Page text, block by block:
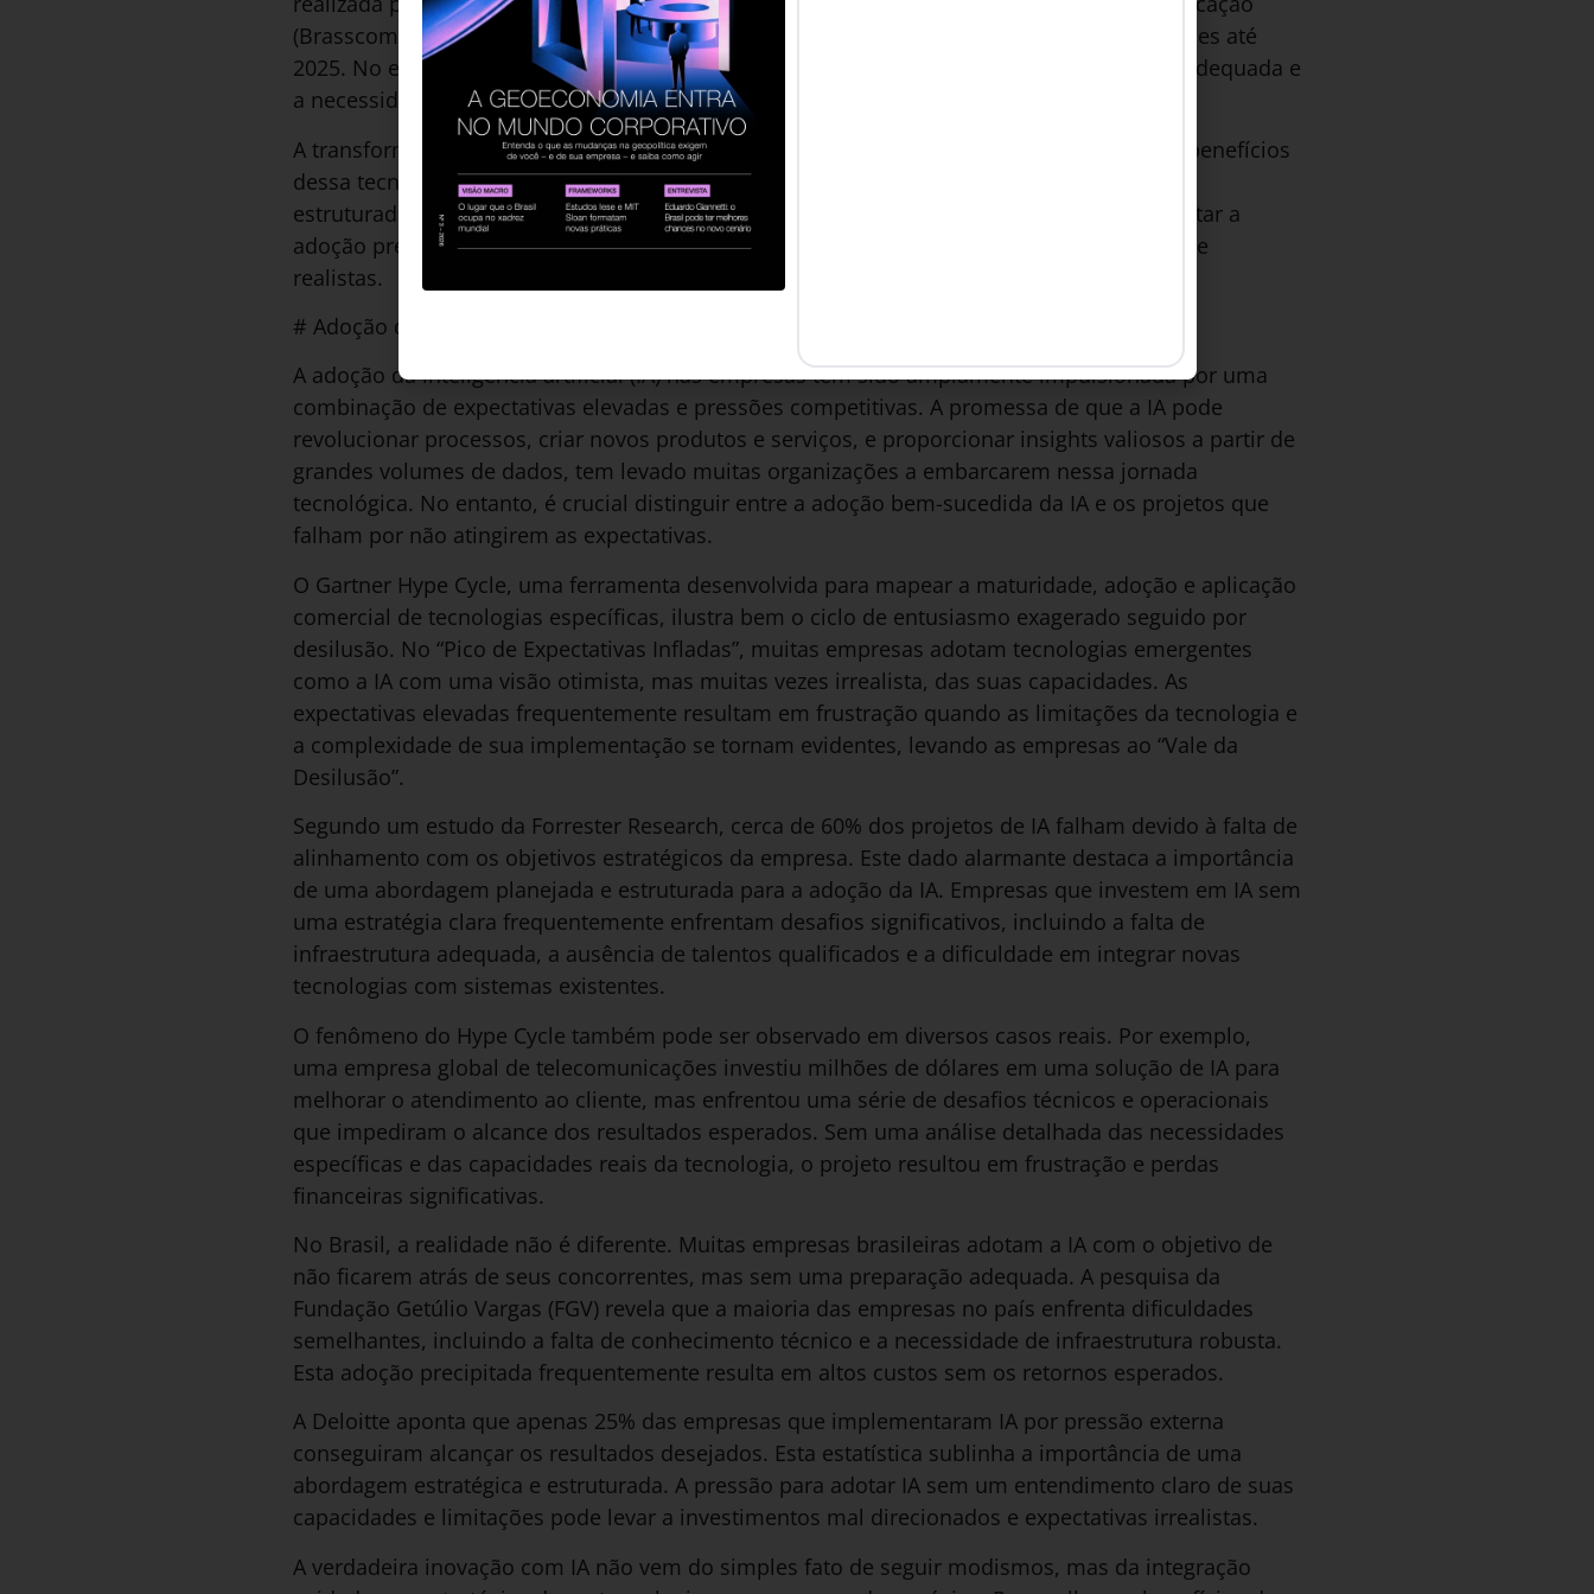
(Brasscom) aponta que o mercado de IA no Brasil deverá movimentar cerca de R$ 21 bilhões até
2025. No entanto, muitas empresas brasileiras ainda lutam com a falta de infraestrutura adequada e
a necessidade de qualificação profissional.
A transformação impulsionada pela IA é inegável e inevitável. No entanto, para colher os benefícios
dessa tecnologia, é fundamental que as empresas adotem uma abordagem estratégica e
estruturada. A promessa da IA é grande, mas para realizá-la, as organizações precisam evitar a
adoção precipitada e garantir que suas iniciativas estejam alinhadas com objetivos claros e
realistas.
# Adoção da IA: Entre o Hype e a Realidade
A adoção da inteligência artificial (IA) nas empresas tem sido amplamente impulsionada por uma
combinação de expectativas elevadas e pressões competitivas. A promessa de que a IA pode
revolucionar processos, criar novos produtos e serviços, e proporcionar insights valiosos a partir de
grandes volumes de dados, tem levado muitas organizações a embarcarem nessa jornada
tecnológica. No entanto, é crucial distinguir entre a adoção bem-sucedida da IA e os projetos que
falham por não atingirem as expectativas.
O Gartner Hype Cycle, uma ferramenta desenvolvida para mapear a maturidade, adoção e aplicação
comercial de tecnologias específicas, ilustra bem o ciclo de entusiasmo exagerado seguido por
desilusão. No “Pico de Expectativas Infladas”, muitas empresas adotam tecnologias emergentes
como a IA com uma visão otimista, mas muitas vezes irrealista, das suas capacidades. As
expectativas elevadas frequentemente resultam em frustração quando as limitações da tecnologia e
a complexidade de sua implementação se tornam evidentes, levando as empresas ao “Vale da
Desilusão”.
Segundo um estudo da Forrester Research, cerca de 60% dos projetos de IA falham devido à falta de
alinhamento com os objetivos estratégicos da empresa. Este dado alarmante destaca a importância
de uma abordagem planejada e estruturada para a adoção da IA. Empresas que investem em IA sem
uma estratégia clara frequentemente enfrentam desafios significativos, incluindo a falta de
infraestrutura adequada, a ausência de talentos qualificados e a dificuldade em integrar novas
tecnologias com sistemas existentes.
O fenômeno do Hype Cycle também pode ser observado em diversos casos reais. Por exemplo,
uma empresa global de telecomunicações investiu milhões de dólares em uma solução de IA para
melhorar o atendimento ao cliente, mas enfrentou uma série de desafios técnicos e operacionais
que impediram o alcance dos resultados esperados. Sem uma análise detalhada das necessidades
específicas e das capacidades reais da tecnologia, o projeto resultou em frustração e perdas
financeiras significativas.
No Brasil, a realidade não é diferente. Muitas empresas brasileiras adotam a IA com o objetivo de
não ficarem atrás de seus concorrentes, mas sem uma preparação adequada. A pesquisa da
Fundação Getúlio Vargas (FGV) revela que a maioria das empresas no país enfrenta dificuldades
semelhantes, incluindo a falta de conhecimento técnico e a necessidade de infraestrutura robusta.
Esta adoção precipitada frequentemente resulta em altos custos sem os retornos esperados.
A Deloitte aponta que apenas 25% das empresas que implementaram IA por pressão externa
conseguiram alcançar os resultados desejados. Esta estatística sublinha a importância de uma
abordagem estratégica e estruturada. A pressão para adotar IA sem um entendimento claro de suas
capacidades e limitações pode levar a investimentos mal direcionados e expectativas irrealistas.
A verdadeira inovação com IA não vem do simples fato de seguir modismos, mas da integração